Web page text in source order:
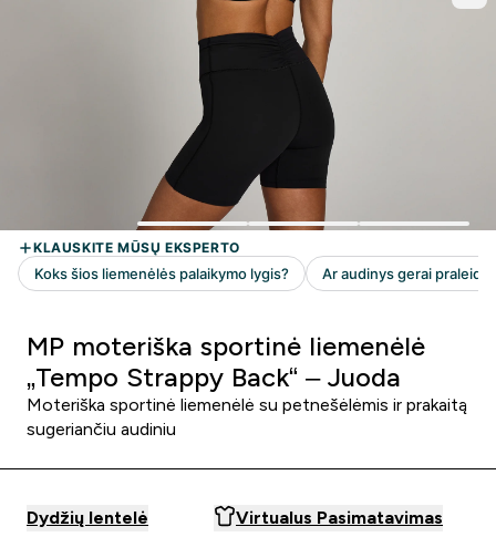
MP moteriška sportinė liemenėlė
„Tempo Strappy Back“ – Juoda
Moteriška sportinė liemenėlė su petnešėlėmis ir prakaitą
sugeriančiu audiniu
Dydžių lentelė Virtualus Pasimatavimas